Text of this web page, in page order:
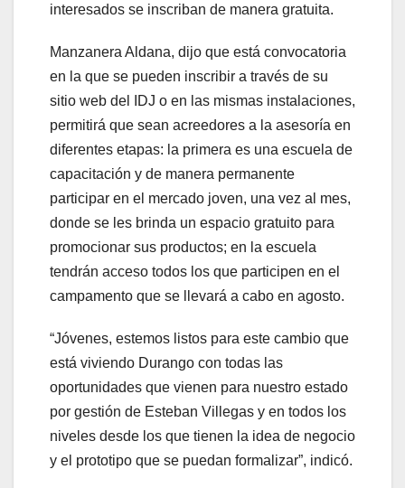
interesados se inscriban de manera gratuita.
Manzanera Aldana, dijo que está convocatoria
en la que se pueden inscribir a través de su
sitio web del IDJ o en las mismas instalaciones,
permitirá que sean acreedores a la asesoría en
diferentes etapas: la primera es una escuela de
capacitación y de manera permanente
participar en el mercado joven, una vez al mes,
donde se les brinda un espacio gratuito para
promocionar sus productos; en la escuela
tendrán acceso todos los que participen en el
campamento que se llevará a cabo en agosto.
“Jóvenes, estemos listos para este cambio que
está viviendo Durango con todas las
oportunidades que vienen para nuestro estado
por gestión de Esteban Villegas y en todos los
niveles desde los que tienen la idea de negocio
y el prototipo que se puedan formalizar”, indicó.